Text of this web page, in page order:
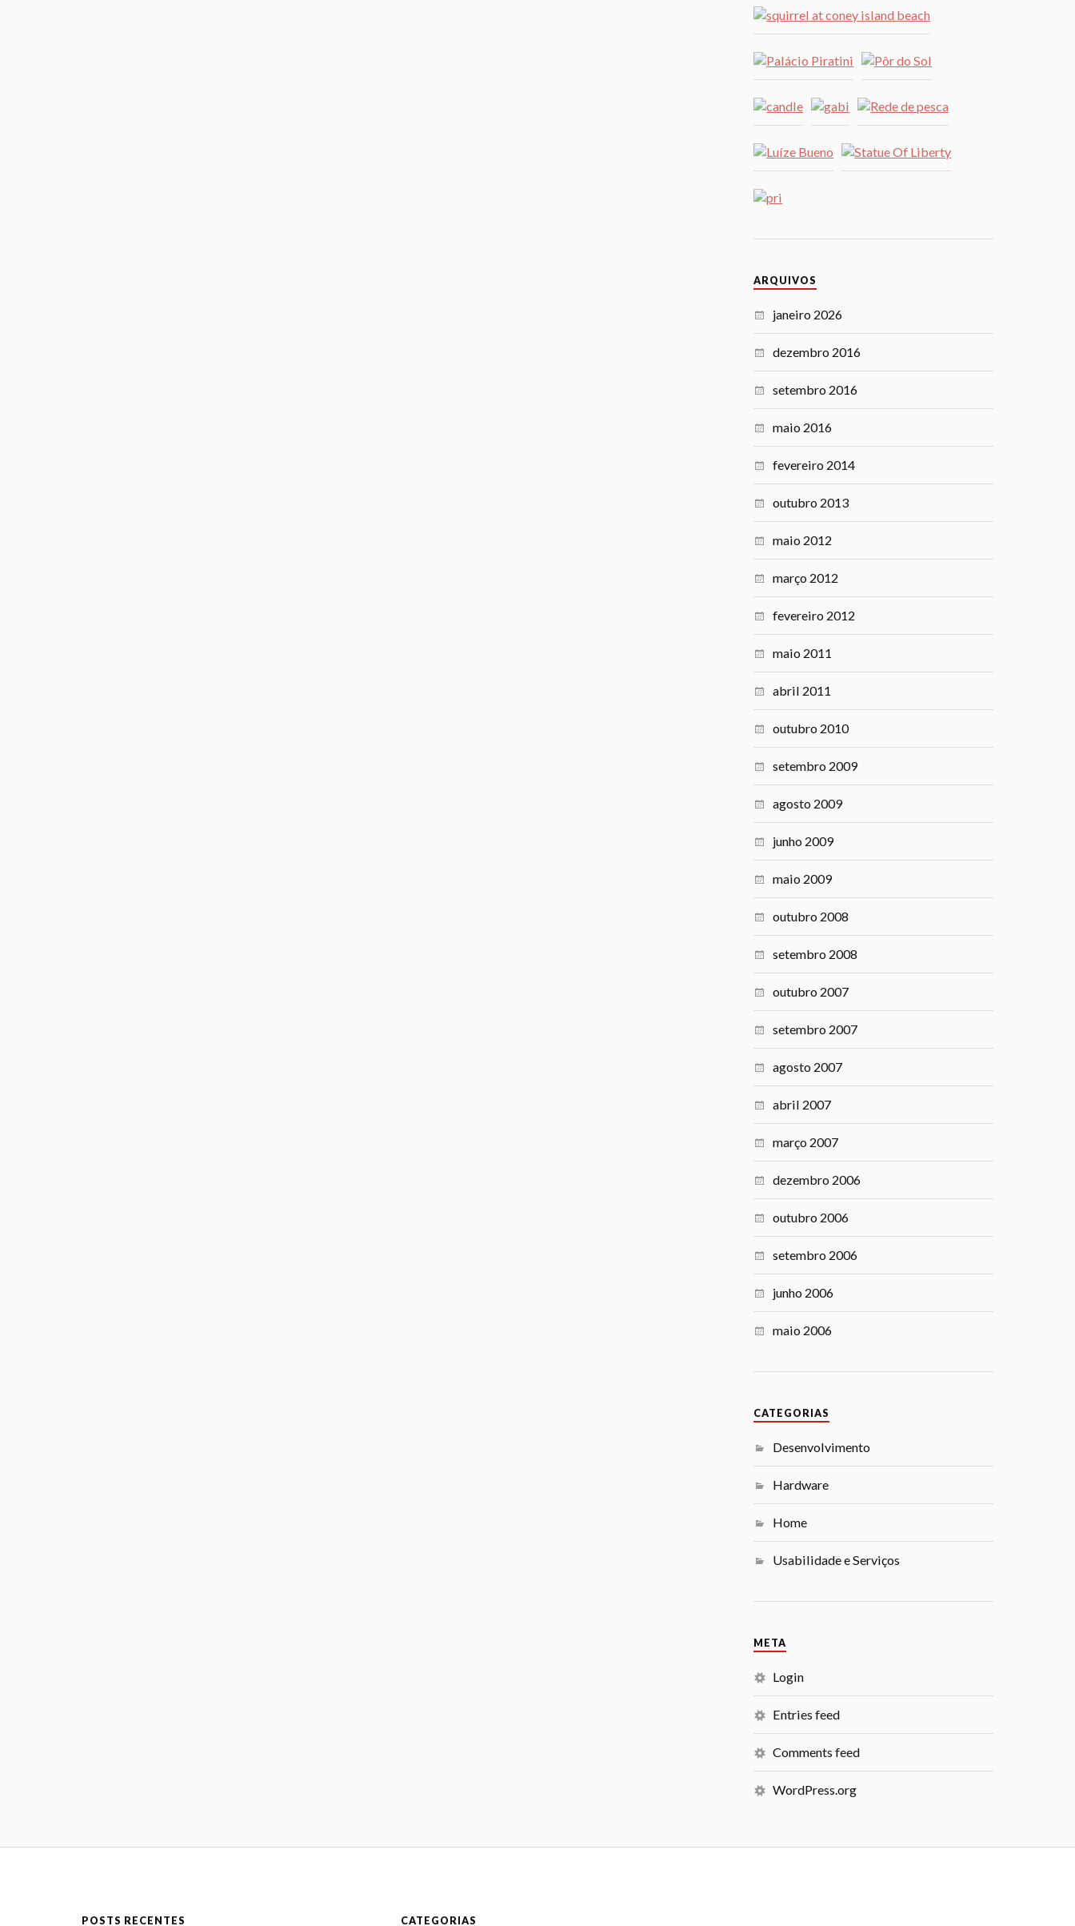
ARQUIVOS
janeiro 2026
dezembro 2016
setembro 2016
maio 2016
fevereiro 2014
outubro 2013
maio 2012
março 2012
fevereiro 2012
maio 2011
abril 2011
outubro 2010
setembro 2009
agosto 2009
junho 2009
maio 2009
outubro 2008
setembro 2008
outubro 2007
setembro 2007
agosto 2007
abril 2007
março 2007
dezembro 2006
outubro 2006
setembro 2006
junho 2006
maio 2006
CATEGORIAS
Desenvolvimento
Hardware
Home
Usabilidade e Serviços
META
Login
Entries feed
Comments feed
WordPress.org
POSTS RECENTES CATEGORIAS